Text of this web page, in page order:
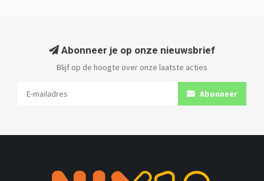
Abonneer je op onze nieuwsbrief
Blijf op de hoogte over onze laatste acties
Abonneer